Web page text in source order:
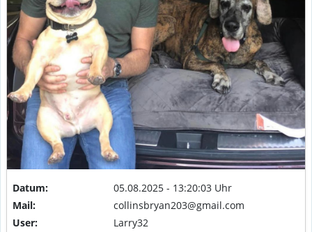
Datum:
05.08.2025 - 13:20:03 Uhr
Mail:
collinsbryan203@gmail.com
User:
Larry32